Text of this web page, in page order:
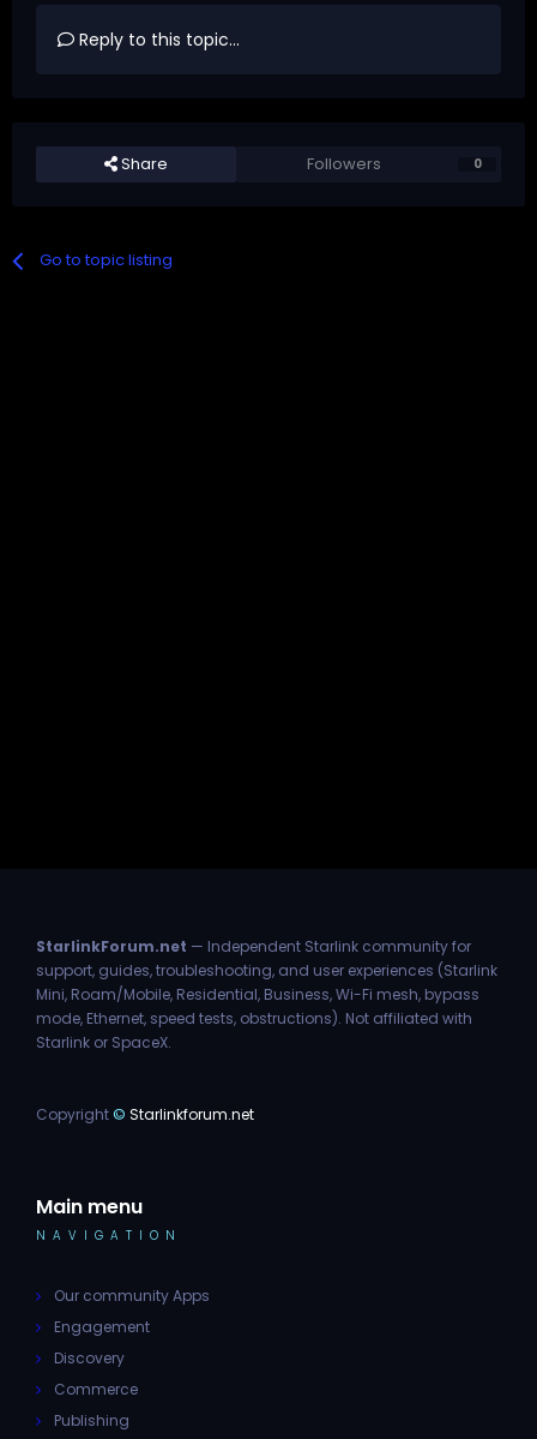
Reply to this topic...
Share Followers 0
Go to topic listing
StarlinkForum.net — Independent Starlink community for
support, guides, troubleshooting, and user experiences (Starlink
Mini, Roam/Mobile, Residential, Business, Wi-Fi mesh, bypass
mode, Ethernet, speed tests, obstructions). Not affiliated with
Starlink or SpaceX.
Copyright© Starlinkforum.net
Main menu
NAVIGATION
Our community Apps
Engagement
Discovery
Commerce
Publishing